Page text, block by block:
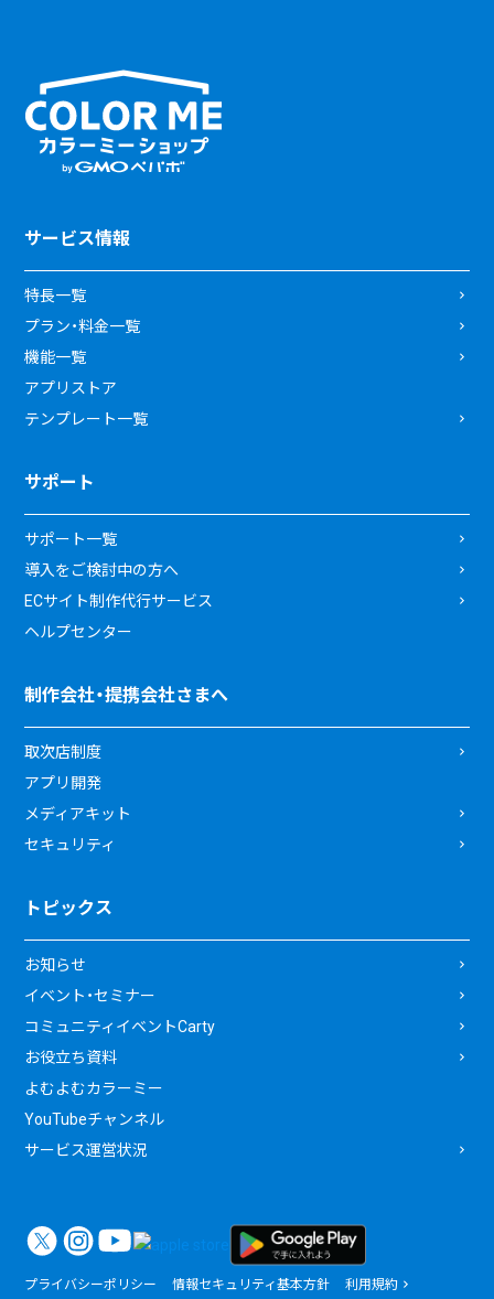
サービス情報
特長一覧
プラン・料金一覧
機能一覧
アプリストア
テンプレート一覧
サポート
サポート一覧
導入をご検討中の方へ
ECサイト制作代行サービス
ヘルプセンター
制作会社・提携会社さまへ
取次店制度
アプリ開発
メディアキット
セキュリティ
トピックス
お知らせ
イベント・セミナー
コミュニティイベントCarty
お役立ち資料
よむよむカラーミー
YouTubeチャンネル
サービス運営状況
プライバシーポリシー 情報セキュリティ基本方針
利用規約